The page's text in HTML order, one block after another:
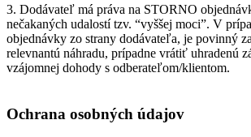
3. Dodávateľ má práva na STORNO
nečakaných udalostí tzv. “vyššej moci”. V
objednávky zo strany dodávateľa, je povinný
relevnantú náhradu, prípadne vrátiť uhradenú
vzájomnej dohody s odberateľom/klientom.
Ochrana osobných údajov